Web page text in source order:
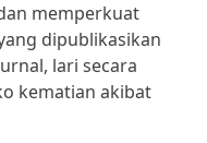
memperkuat
dipublikasikan
lari secara
kematian akibat